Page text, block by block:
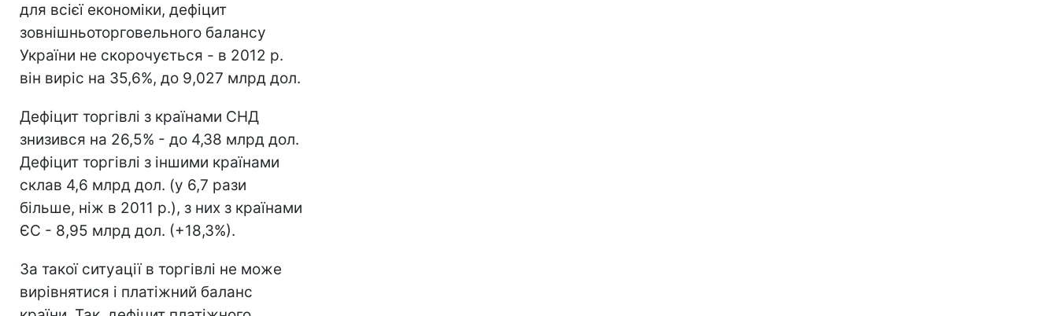
для всієї економіки, дефіцит
зовнішньоторговельного балансу
України не скорочується - в 2012 р.
він виріс на 35,6%, до 9,027 млрд дол.
Дефіцит торгівлі з країнами СНД
знизився на 26,5% - до 4,38 млрд дол.
Дефіцит торгівлі з іншими країнами
склав 4,6 млрд дол. (у 6,7 рази
більше, ніж в 2011 р.), з них з країнами
ЄС - 8,95 млрд дол. (+18,3%).
За такої ситуації в торгівлі не може
вирівнятися і платіжний баланс